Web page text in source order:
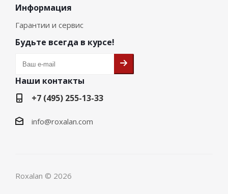
Информация
Гарантии и сервис
Будьте всегда в курсе!
Наши контакты
+7 (495) 255-13-33
info@roxalan.com
Roxalan © 2026